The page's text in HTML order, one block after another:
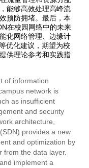
能够高效处理高峰流
预防拥堵。最后，本
在校园网络中的未来
化网络管理、边缘计
优化建议，期望为校
供理论参考和实践指
of information
network is
as insufficient
and security
architecture,
provides a new
and optimization by
from the data layer.
implement a